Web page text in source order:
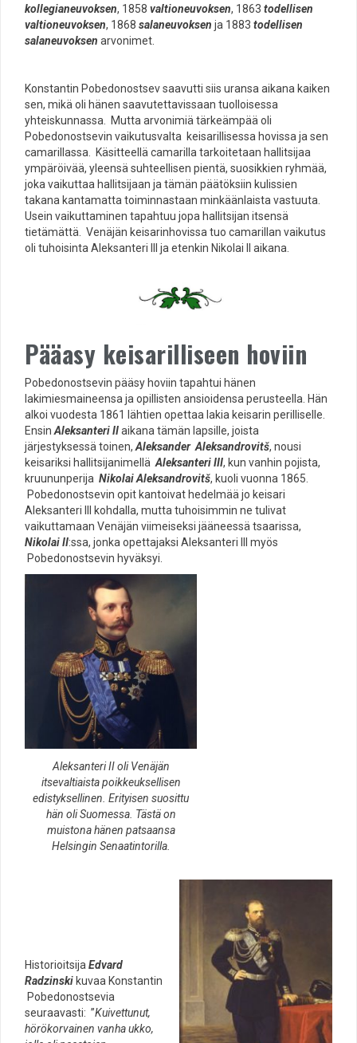
kollegianeuvoksen, 1858 valtioneuvoksen, 1863 todellisen
valtioneuvoksen, 1868 salaneuvoksen ja 1883 todellisen
salaneuvoksen arvonimet.
Konstantin Pobedonostsev saavutti siis uransa aikana kaiken
sen, mikä oli hänen saavutettavissaan tuolloisessa
yhteiskunnassa. Mutta arvonimiä tärkeämpää oli
Pobedonostsevin vaikutusvalta keisarillisessa hovissa ja sen
camarillassa. Käsitteellä camarilla tarkoitetaan hallitsijaa
ympäröivää, yleensä suhteellisen pientä, suosikkien ryhmää,
joka vaikuttaa hallitsijaan ja tämän päätöksiin kulissien
takana kantamatta toiminnastaan minkäänlaista vastuuta.
Usein vaikuttaminen tapahtuu jopa hallitsijan itsensä
tietämättä. Venäjän keisarinhovissa tuo camarillan vaikutus
oli tuhoisinta Aleksanteri III ja etenkin Nikolai II aikana.
Pääasy keisarilliseen hoviin
Pobedonostsevin pääsy hoviin tapahtui hänen
lakimiesmaineensa ja opillisten ansioidensa perusteella. Hän
alkoi vuodesta 1861 lähtien opettaa lakia keisarin perilliselle.
Ensin Aleksanteri IIaikana tämän lapsille, joista
järjestyksessä toinen, Aleksander Aleksandrovitš, nousi
keisariksi hallitsijanimellä Aleksanteri III, kun vanhin pojista,
kruununperija Nikolai Aleksandrovitš, kuoli vuonna 1865.
Pobedonostsevin opit kantoivat hedelmää jo keisari
Aleksanteri III kohdalla, mutta tuhoisimmin ne tulivat
vaikuttamaan Venäjän viimeiseksi jääneessä tsaarissa,
Nikolai II:ssa, jonka opettajaksi Aleksanteri III myös
Pobedonostsevin hyväksyi.
Aleksanteri II oli Venäjän
itsevaltiaista poikkeuksellisen
edistyksellinen. Erityisen suosittu
hän oli Suomessa. Tästä on
muistona hänen patsaansa
Helsingin Senaatintorilla.
Historioitsija Edvard
Radzinski kuvaa Konstantin
Pobedonostsevia
seuraavasti: ”Kuivettunut,
hörökorvainen vanha ukko,